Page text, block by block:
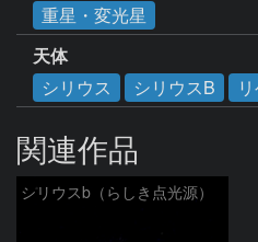
重星・変光星
天体
シリウス
シリウスB
関連作品
シリウスb（らしき点光源）